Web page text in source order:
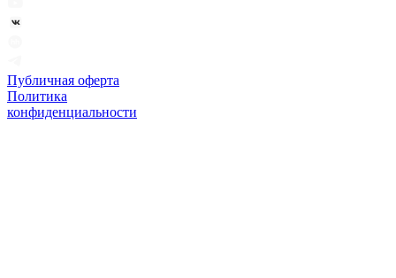
Публичная оферта
Политика
конфиденциальности